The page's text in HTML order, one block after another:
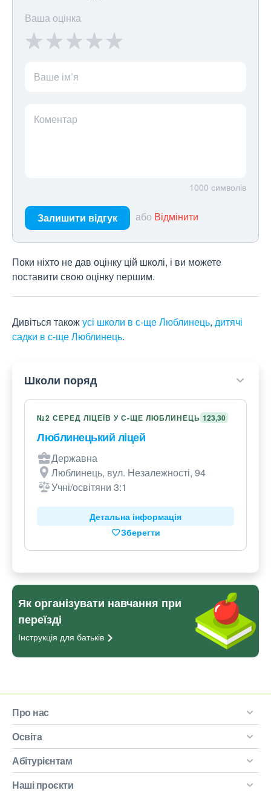
Ваша оцінка
Ваше ім’я
Коментар
1000 символів
Залишити відгук або Відмінити
Поки ніхто не дав оцінку цій школі, і ви можете
поставити свою оцінку першим.
Дивіться такожусі школи в с-ще Люблинець, дитячі
садки в с-ще Люблинець.
Школи поряд
№2 СЕРЕД ЛІЦЕЇВ У С-ЩЕ ЛЮБЛИНЕЦЬ 123,30
Люблинецький ліцей
Державна
Люблинець, вул. Незалежності, 94
Учні/освітяни 3:1
Детальна інформація
Зберегти
Як організувати навчання при
переїзді
Інструкція для батьків
Про нас
Освіта
Абітурієнтам
Наші проєкти